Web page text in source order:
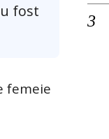
fost
femeie